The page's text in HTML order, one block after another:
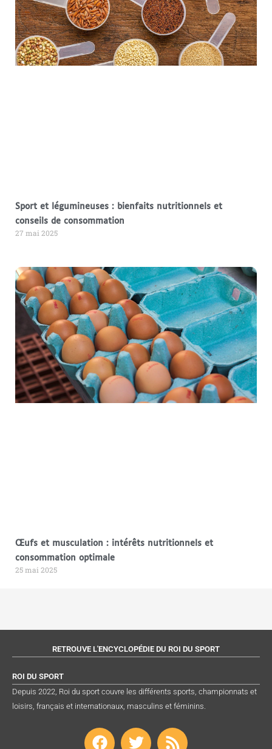
Sport et légumineuses : bienfaits nutritionnels et
conseils de consommation
27 mai 2025
Œufs et musculation : intérêts nutritionnels et
consommation optimale
25 mai 2025
RETROUVE L'ENCYCLOPÉDIE DU ROI DU SPORT
ROI DU SPORT
Depuis 2022, Roi du sport couvre les différents sports, championnats et
loisirs, français et internationaux, masculins et féminins.
F
T
R